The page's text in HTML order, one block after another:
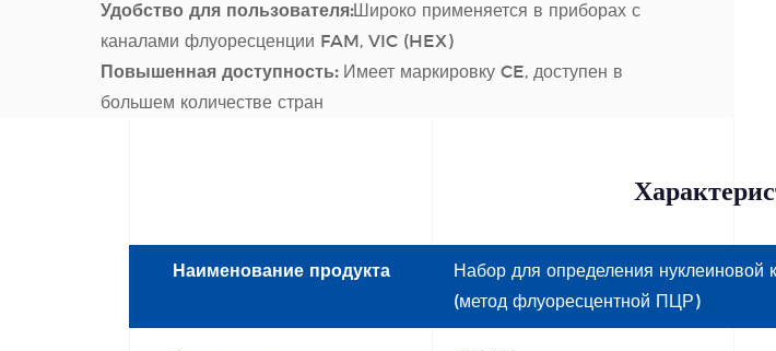
Удобство для пользователя:Широко применяется в приборах с
каналами флуоресценции FAM, VIC (HEX)
Повышенная доступность: Имеет маркировку CE, доступен в
большем количестве стран
Наименование продукта
Набор для определения нуклеиновой
(метод флуоресцентной ПЦР)